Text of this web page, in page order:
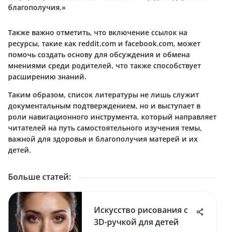
благополучия.»
Также важно отметить, что включение ссылок на
ресурсы, такие как reddit.com и facebook.com, может
помочь создать основу для обсуждения и обмена
мнениями среди родителей, что также способствует
расширению знаний.
Таким образом, список литературы не лишь служит
документальным подтверждением, но и выступает в
роли навигационного инструмента, который направляет
читателей на путь самостоятельного изучения темы,
важной для здоровья и благополучия матерей и их
детей.
Больше статей:
Искусство рисования с
3D-ручкой для детей